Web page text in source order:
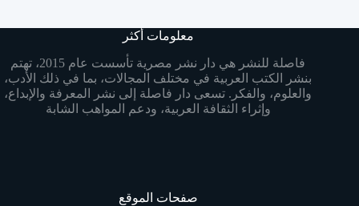
معلومات أكثر
فاصلة للنشر هي دار نشر مصرية تأسست عام 2015، تهتم
بنشر الكتب العربية في مختلف المجالات، بما في ذلك الأدب،
والعلوم، والفكر. تسعى دار فاصلة إلى نشر المعرفة والإبداع،
وإثراء الثقافة العربية، ودعم المواهب الشابة
صفحات الموقع